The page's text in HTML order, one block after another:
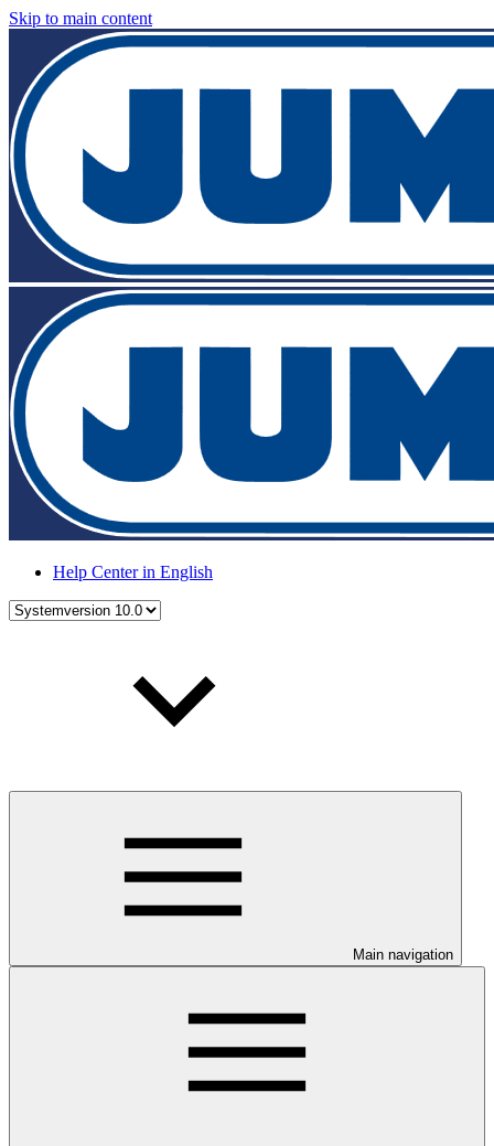
Skip to main content
Help Center in English
Main navigation